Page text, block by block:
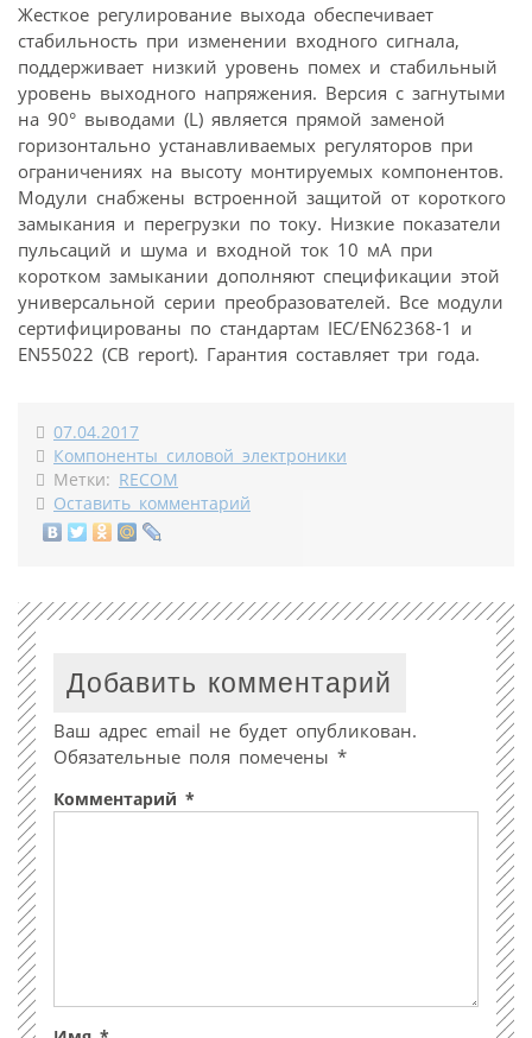
Жесткое регулирование выхода обеспечивает
стабильность при изменении входного сигнала,
поддерживает низкий уровень помех и стабильный
уровень выходного напряжения. Версия с загнутыми
на 90° выводами (L) является прямой заменой
горизонтально устанавливаемых регуляторов при
ограничениях на высоту монтируемых компонентов.
Модули снабжены встроенной защитой от короткого
замыкания и перегрузки по току. Низкие показатели
пульсаций и шума и входной ток 10 мА при
коротком замыкании дополняют спецификации этой
универсальной серии преобразователей. Все модули
сертифицированы по стандартам IEC/EN62368-1 и
EN55022 (CB report). Гарантия составляет три года.
07.04.2017
Компоненты силовой электроники
Метки: RECOM
Оставить комментарий
Добавить комментарий
Ваш адрес email не будет опубликован.
Обязательные поля помечены *
Комментарий *